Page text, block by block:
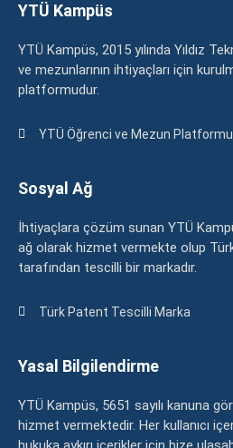
YTÜ Kampüs
YTÜ Kampüs, 2015 yılında Yıldız
ve mezunlarının ihtiyaçları için
platformudur.
YTÜ Öğrenci ve Mezun Platformu
Sosyal Ağ
İhtiyaçlara çözüm sunan YTÜ
ağ olarak hizmet vermekte olup
tarafından tescilli bir markadır.
Türk Patent Tescilli Marka
Yasal Bilgilendirme
YTÜ Kampüs, 5651 sayılı kanuna
hizmet vermektedir. Her kullanıcı